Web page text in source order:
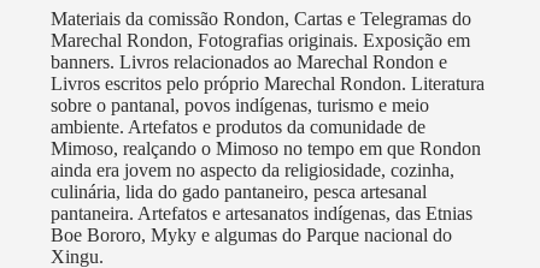
Materiais da comissão Rondon, Cartas e Telegramas do
Marechal Rondon, Fotografias originais. Exposição em
banners. Livros relacionados ao Marechal Rondon e
Livros escritos pelo próprio Marechal Rondon. Literatura
sobre o pantanal, povos indígenas, turismo e meio
ambiente. Artefatos e produtos da comunidade de
Mimoso, realçando o Mimoso no tempo em que Rondon
ainda era jovem no aspecto da religiosidade, cozinha,
culinária, lida do gado pantaneiro, pesca artesanal
pantaneira. Artefatos e artesanatos indígenas, das Etnias
Boe Bororo, Myky e algumas do Parque nacional do
Xingu.